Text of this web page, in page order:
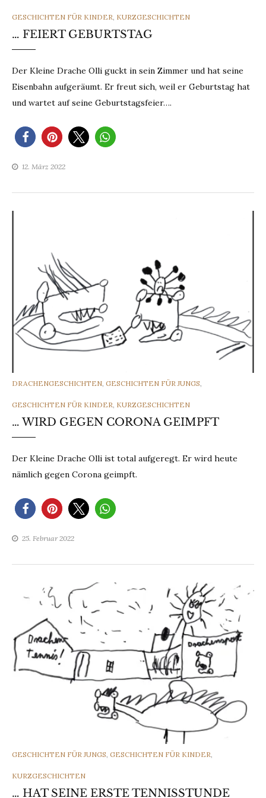
GESCHICHTEN FÜR KINDER, KURZGESCHICHTEN
… FEIERT GEBURTSTAG
Der Kleine Drache Olli guckt in sein Zimmer und hat seine
Eisenbahn aufgeräumt. Er freut sich, weil er Geburtstag hat
und wartet auf seine Geburtstagsfeier….
12. März 2022
CATEGORIES
DRACHENGESCHICHTEN GESCHICHTEN FÜR JUNGS
GESCHICHTEN FÜR KINDER KURZGESCHICHTEN
… WIRD GEGEN CORONA GEIMPFT
Der Kleine Drache Olli ist total aufgeregt. Er wird heute
nämlich gegen Corona geimpft.
25. Februar 2022
CATEGORIES
GESCHICHTEN FÜR JUNGS, GESCHICHTEN FÜR KINDER,
KURZGESCHICHTEN
… HAT SEINE ERSTE TENNISSTUNDE